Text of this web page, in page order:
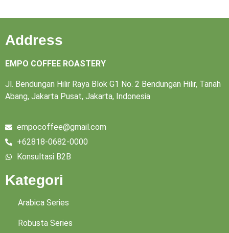
Address
EMPO COFFEE ROASTERY
Jl. Bendungan Hilir Raya Blok G1 No. 2 Bendungan Hilir, Tanah
Abang, Jakarta Pusat, Jakarta, Indonesia
empocoffee@gmail.com
+62818-0682-0000
Konsultasi B2B
Kategori
Arabica Series
Robusta Series